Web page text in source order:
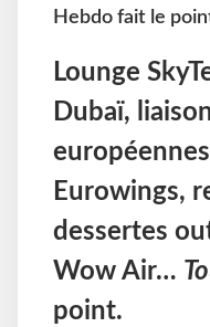
Hebdo fait le
Lounge
Dubaï,
Eurowings,
dessertes
Wow Air…
point.